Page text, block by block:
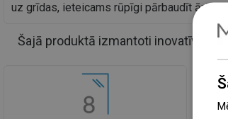
uz grīdas, ieteicams rūpīgi pārbaudīt ārējos
Šajā produktā izmantoti inovatīvi